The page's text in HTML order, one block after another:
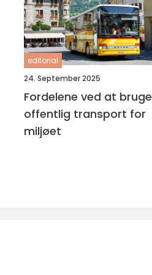
editorial
24. September 2025
Fordelene ved at bruge
offentlig transport for
miljøet